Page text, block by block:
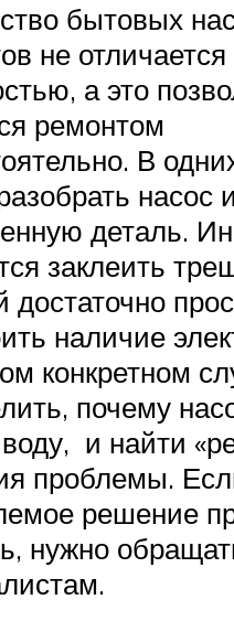
бытовых
не
а это
ремонтом
В
насос
деталь.
заклеить
достаточно
наличие
конкретном
почему
и найти
проблемы.
решение
нужно